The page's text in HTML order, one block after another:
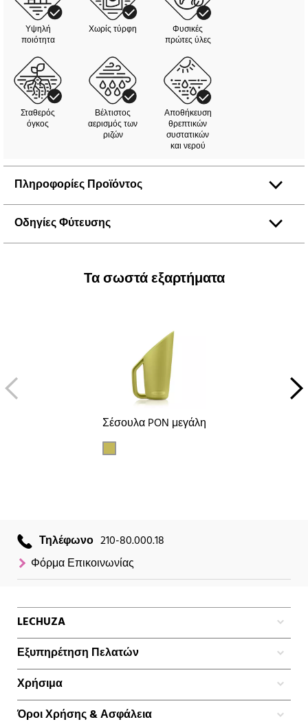
Υψηλή
ποιότητα
Χωρίς τύρφη
Φυσικές
πρώτες ύλες
Σταθερός
όγκος
Βέλτιστος
αερισμός των
ριζών
Αποθήκευση
θρεπτικών
συστατικών
και νερού
Πληροφορίες Προϊόντος
Οδηγίες Φύτευσης
Τα σωστά εξαρτήματα
Σέσουλα PON μεγάλη
Τηλέφωνο 210-80.000.18
Φόρμα Επικοινωνίας
LECHUZA
Εξυπηρέτηση Πελατών
Χρήσιμα
Όροι Χρήσης & Ασφάλεια